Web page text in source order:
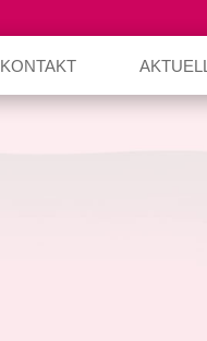
KONTAKT AKTUELL